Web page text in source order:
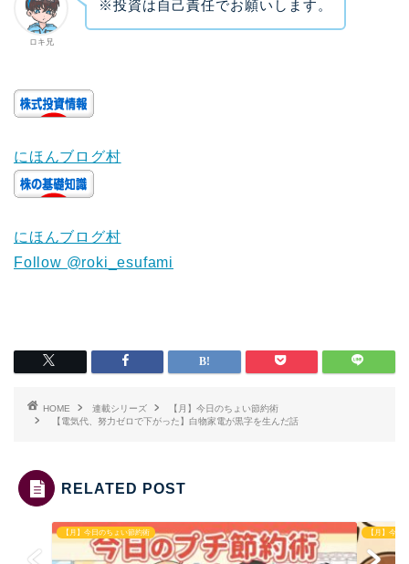
ロキ兄
※投資は自己責任でお願いします。
にほんブログ村
にほんブログ村
Follow @roki_esufami
HOME 連載シリーズ
【月】今日のちょい節約術
【電気代、努力ゼロで下がった】白物家電が黒字を生んだ話
RELATED POST
【月】今日のちょい節約術 【月】今日